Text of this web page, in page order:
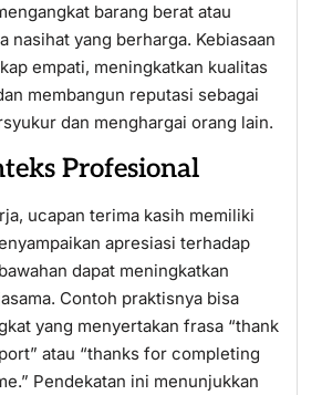
barang berat atau
nasihat yang berharga. Kebiasaan
empati, meningkatkan kualitas
membangun reputasi sebagai
dan menghargai orang lain.
Profesional
ucapan terima kasih memiliki
apresiasi terhadap
dapat meningkatkan
Contoh praktisnya bisa
yang menyertakan frasa “thank
atau “thanks for completing
Pendekatan ini menunjukkan